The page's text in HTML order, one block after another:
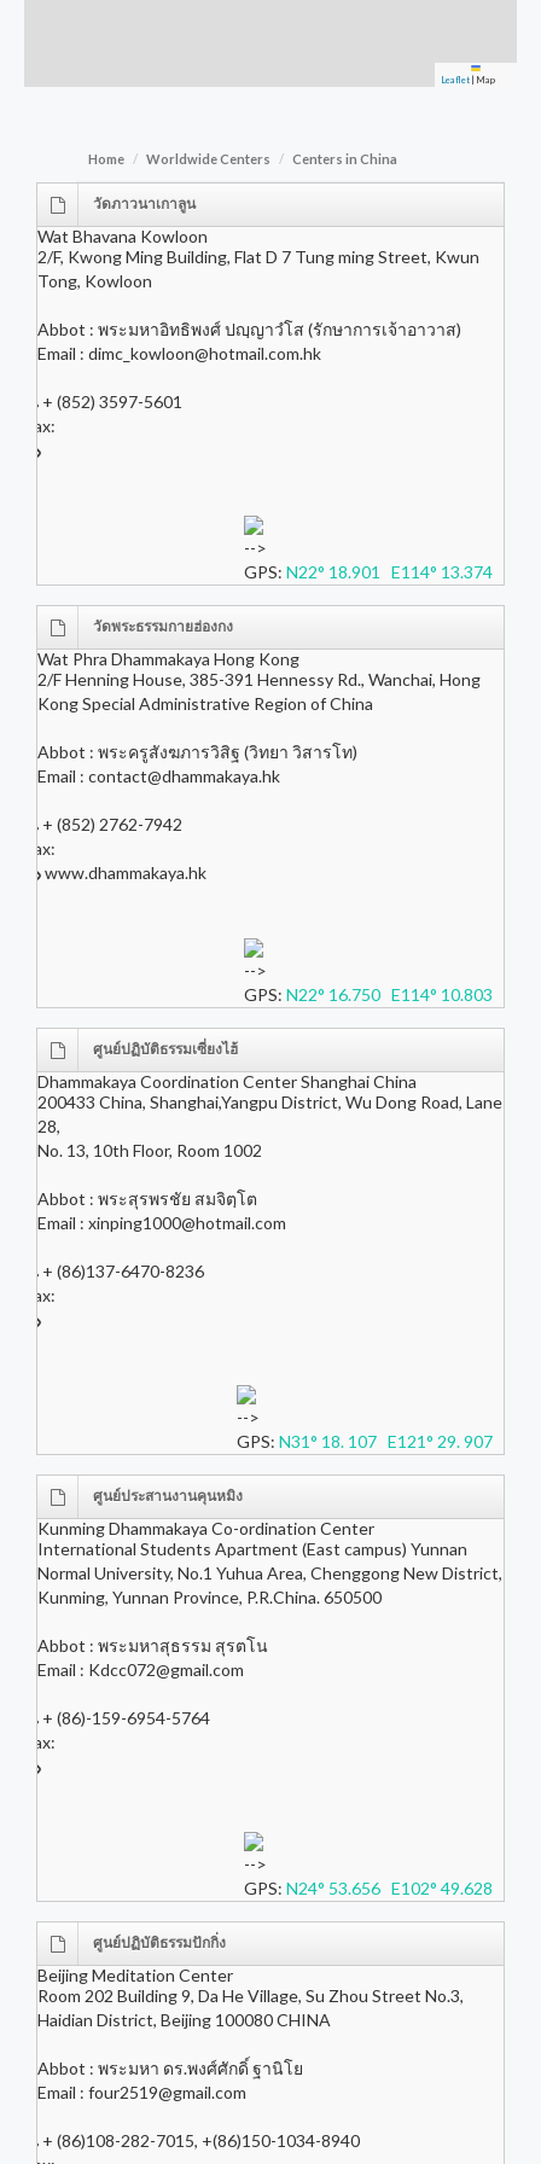
Leaflet Map
Home Worldwide Centers Centers in China
วัดภาวนาเกาลูน
Wat Bhavana Kowloon
2/F, Kwong Ming Building, Flat D 7 Tung ming Street, Kwun
Tong, Kowloon
Abbot : พระมหาอิทธิพงศ์ ปญฺญาวํโส (รักษาการเจ้าอาวาส)
Email : dimc_kowloon@hotmail.com.hk
+ (852) 3597-5601
Fax:
-->
GPS: N22° 18.901 E114° 13.374
วัดพระธรรมกายฮ่องกง
Wat Phra Dhammakaya Hong Kong
2/F Henning House, 385-391 Hennessy Rd., Wanchai, Hong
Kong Special Administrative Region of China
Abbot : พระครูสังฆภารวิสิฐ (วิทยา วิสารโท)
Email : contact@dhammakaya.hk
+ (852) 2762-7942
Fax:
www.dhammakaya.hk
-->
GPS: N22° 16.750 E114° 10.803
ศูนย์ปฏิบัติธรรมเซี่ยงไฮ้
Dhammakaya Coordination Center Shanghai China
200433 China, Shanghai,Yangpu District, Wu Dong Road, Lane
28,
No. 13, 10th Floor, Room 1002
Abbot : พระสุรพรชัย สมจิตฺโต
Email : xinping1000@hotmail.com
+ (86)137-6470-8236
Fax:
-->
GPS: N31° 18. 107 E121° 29. 907
ศูนย์ประสานงานคุนหมิง
Kunming Dhammakaya Co-ordination Center
International Students Apartment (East campus) Yunnan
Normal University, No.1 Yuhua Area, Chenggong New District,
Kunming, Yunnan Province, P.R.China. 650500
Abbot : พระมหาสุธรรม สุรตโน
Email : Kdcc072@gmail.com
+ (86)-159-6954-5764
Fax:
-->
GPS: N24° 53.656 E102° 49.628
ศูนย์ปฏิบัติธรรมปักกิ่ง
Beijing Meditation Center
Room 202 Building 9, Da He Village, Su Zhou Street No.3,
Haidian District, Beijing 100080 CHINA
Abbot : พระมหา ดร.พงศ์ศักดิ์ ฐานิโย
Email : four2519@gmail.com
+ (86)108-282-7015, +(86)150-1034-8940